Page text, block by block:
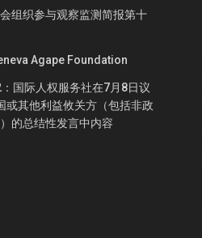
组织参与观察监测简报第十
Agape Foundation
：国际人权服务社在7月8日议
或其他利益攸关方（包括非政
的总结性发言中内容